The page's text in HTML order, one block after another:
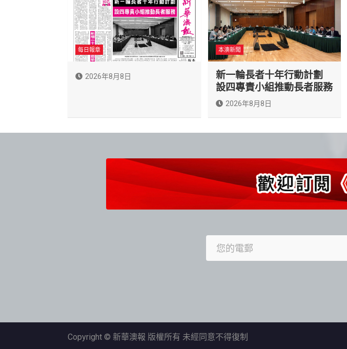
每日報章
2026年8月8日
本澳新聞
新一輪長者十年行動計劃
設四專責小組推動長者服務
2026年8月8日
Copyright © 新華澳報 版權所有 未經同意不得復制